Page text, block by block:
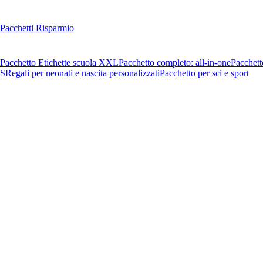
Pacchetti Risparmio
Pacchetto Etichette scuola XXLPacchetto completo: all-in-one
Regali per neonati e nascita personalizzatiPacchetto per sci e sport